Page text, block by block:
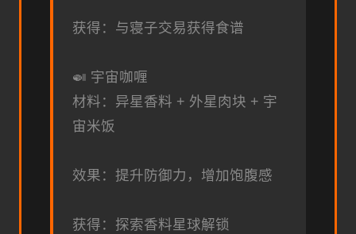
获得：与寝子交易获得食谱
🍛 宇宙咖喱
材料：异星香料 + 外星肉块 + 宇
宙米饭
效果：提升防御力，增加饱腹感
获得：探索香料星球解锁